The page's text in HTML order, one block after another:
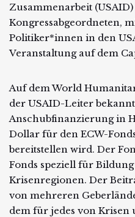
Zusammenarbeit
Kongressabgeordneten,
Politiker*innen in den
Veranstaltung auf dem
Auf dem World
der USAID-Leiter
Anschubfinanzierung in
Dollar für den ECW-
bereitstellen wird. Der
Fonds speziell für
Krisenregionen. Der
von mehreren
dem für jedes von